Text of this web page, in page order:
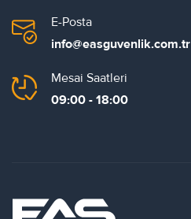
E-Posta
info@easguvenlik.com.tr
Mesai Saatleri
09:00 - 18:00